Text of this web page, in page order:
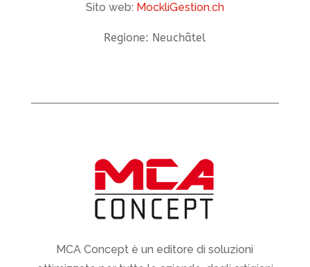
Sito web: MockliGestion.ch
Regione: Neuchâtel
MCA Concept è un editore di soluzioni